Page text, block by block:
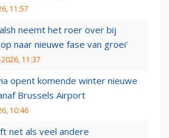
11:57
neemt het roer over bij
naar nieuwe fase van groei'
11:37
opent komende winter nieuwe
Brussels Airport
10:46
net als veel andere